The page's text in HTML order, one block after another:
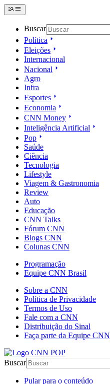
Buscar
Política
Eleições
Internacional
Nacional
Agro
Infra
Esportes
Economia
CNN Money
Inteligência Artificial
Pop
Saúde
Ciência
Tecnologia
Lifestyle
Viagem & Gastronomia
Review
Auto
Educação
CNN Talks
Fórum CNN
Blogs CNN
Colunas CNN
Programação
Equipe CNN Brasil
Sobre a CNN
Política de Privacidade
Termos de Uso
Fale com a CNN
Distribuição do Sinal
Faça parte da Equipe CNN
Buscar
Pular para o conteúdo